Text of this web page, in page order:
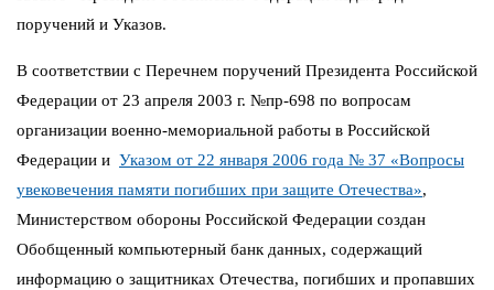
поручений и Указов.
В соответствии с Перечнем поручений Президента Российской
Федерации от 23 апреля 2003 г. №пр-698 по вопросам
организации военно-мемориальной работы в Российской
Федерации и Указом от 22 января 2006 года № 37 «Вопросы
увековечения памяти погибших при защите Отечества»,
Министерством обороны Российской Федерации создан
Обобщенный компьютерный банк данных, содержащий
информацию о защитниках Отечества, погибших и пропавших